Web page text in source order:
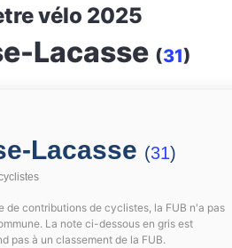
vélo 2025
Lacasse (31)
Lacasse (31)
de contributions de cyclistes, la FUB n'a pas
La note ci-dessous en gris est
pas à un classement de la FUB.